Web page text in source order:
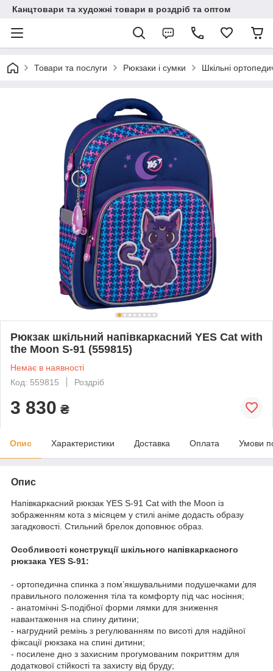
Канцтовари та художні товари в роздріб та оптом
Товари та послуги Рюкзаки і сумки Шкільні
Рюкзак шкільний напівкаркасний YES Cat with
the Moon S-91 (559815)
Немає в наявності
Код: 559815
Роздріб
3 830 ₴
Опис Характеристики Доставка Оплата Умови
Опис
Напівкаркасний рюкзак YES S-91 Cat with the Moon із
зображенням кота з місяцем у стилі аніме додасть образу
загадковості. Стильний брелок доповнює образ.
Особливості конструкції шкільного напівкаркасного
рюкзака YES S-91:
- ортопедична спинка з пом’якшувальними подушечками для
правильного положення тіла та комфорту під час носіння;
- анатомічні S-подібної форми лямки для зниження
навантаження на спину дитини;
- нагрудний ремінь з регулюванням по висоті для надійної
фіксації рюкзака на спині дитини;
- посилене дно з захисним прогумованим покриттям для
додаткової стійкості та захисту від бруду;